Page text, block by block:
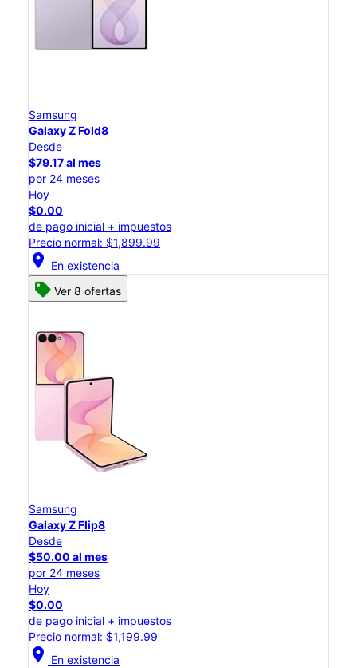
Samsung
Galaxy Z Fold8
Desde
$79.17 al mes
por 24 meses
Hoy
$0.00
de pago inicial + impuestos
Precio normal: $1,899.99
location_on En existencia
Ver 8 ofertas
Samsung
Galaxy Z Flip8
Desde
$50.00 al mes
por 24 meses
Hoy
$0.00
de pago inicial + impuestos
Precio normal: $1,199.99
location_on En existencia